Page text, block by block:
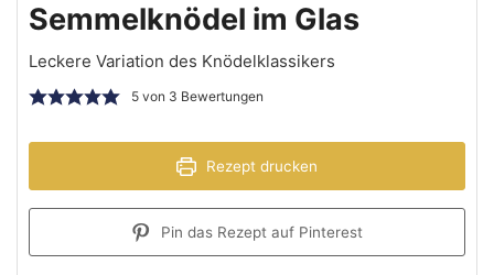
Semmelknödel im Glas
Leckere Variation des Knödelklassikers
5von 3 Bewertungen
Rezept drucken
Pin das Rezept auf Pinterest